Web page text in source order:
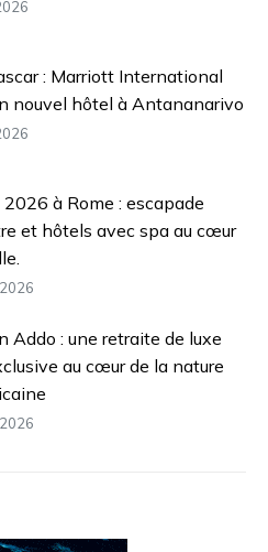
: Marriott International
nouvel hôtel à Antananarivo
2026 à Rome : escapade
et hôtels avec spa au cœur
Addo : une retraite de luxe
au cœur de la nature